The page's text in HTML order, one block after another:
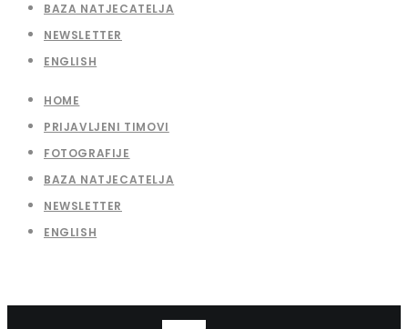
BAZA NATJECATELJA
NEWSLETTER
ENGLISH
HOME
PRIJAVLJENI TIMOVI
FOTOGRAFIJE
BAZA NATJECATELJA
NEWSLETTER
ENGLISH